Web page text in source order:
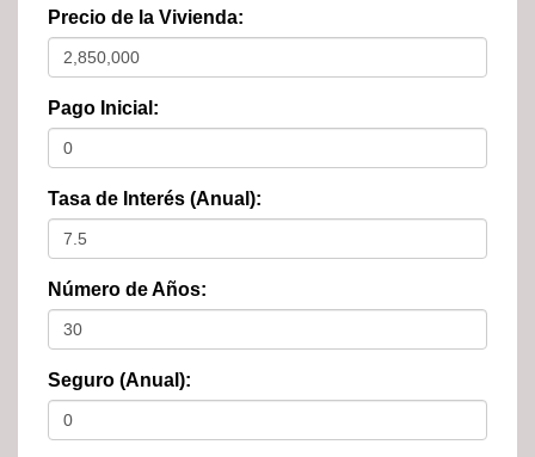
Precio de la Vivienda:
Pago Inicial:
Tasa de Interés (Anual):
Número de Años:
Seguro (Anual):